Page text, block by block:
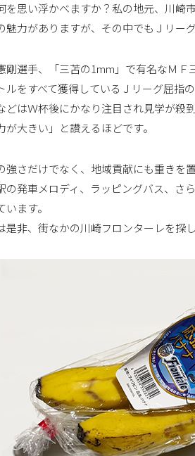
思い浮かべますか？私の地元、川崎
力がありますが、その中でもＪリー
剛選手、「三苫の1mm」で有名なＭ
ルをすべて獲得しているＪリーグ屈指
どはＷ杯後にかなり注目され見学が殺
大きい」と讃えるほどです。
強さだけでなく、地域貢献にも重き
の発車メロディ、ラッピングバス、
ます。
非、街なかの川崎フロンターレを探